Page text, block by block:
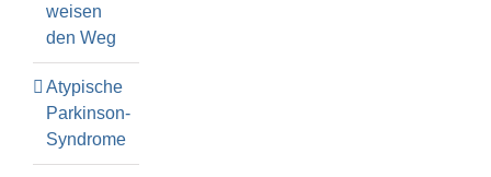
weisen
den Weg
Atypische
Parkinson-
Syndrome